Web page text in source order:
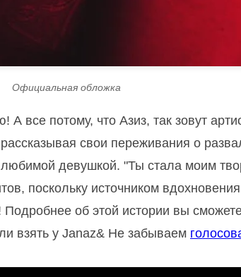
Официальная обложка
все потому, что Азиз, так зовут
свои переживания о
девушкой. "Ты стала моим
поскольку источником
об этой истории вы сможете
взять у Janaz& Не забываем